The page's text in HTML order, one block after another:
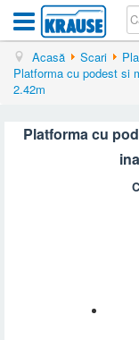
Acasă Scari
Platforma cu podest si
2.42m
Platforma cu